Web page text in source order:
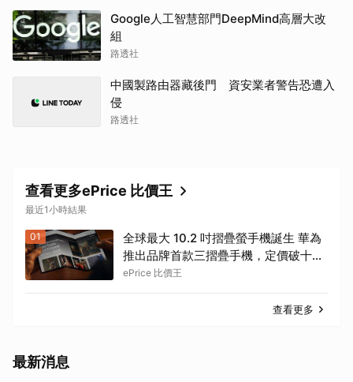
Google人工智慧部門DeepMind高層大改
組
路透社
中國製路由器藏後門 資安業者警告恐遭入
侵
路透社
查看更多ePrice 比價王
最近1小時結果
01
全球最大 10.2 吋摺疊螢手機誕生 華為
推出品牌首款三摺疊手機，定價破十萬
元
ePrice 比價王
查看更多
最新消息